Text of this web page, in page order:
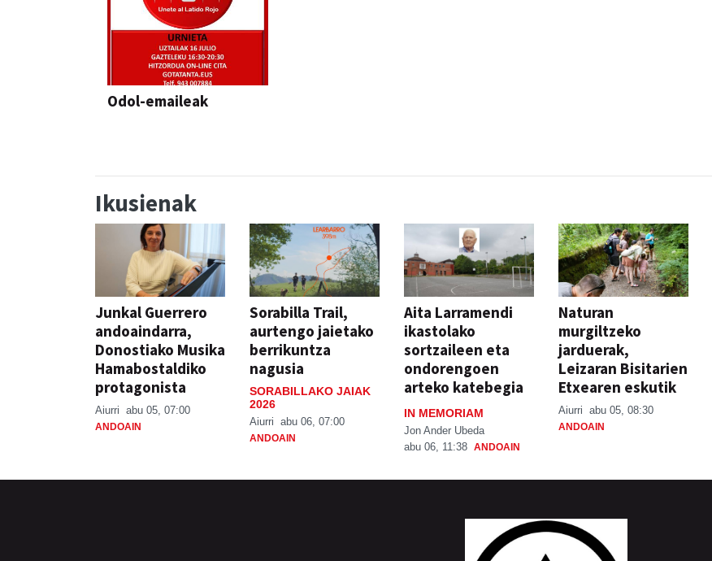
Odol-emaileak
Ikusienak
Junkal Guerrero
andoaindarra,
Donostiako Musika
Hamabostaldiko
protagonista
Aiurri abu 05, 07:00
ANDOAIN
Sorabilla Trail,
aurtengo jaietako
berrikuntza
nagusia
SORABILLAKO JAIAK
2026
Aiurri abu 06, 07:00
ANDOAIN
Aita Larramendi
ikastolako
sortzaileen eta
ondorengoen
arteko katebegia
IN MEMORIAM
Jon Ander Ubeda
abu 06, 11:38 ANDOAIN
Naturan
murgiltzeko
jarduerak,
Leizaran Bisitarien
Etxearen eskutik
Aiurri abu 05, 08:30
ANDOAIN